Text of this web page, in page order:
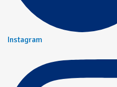
Instagram